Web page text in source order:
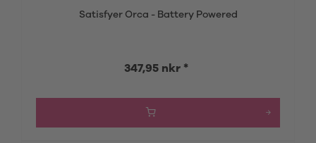
Satisfyer Orca - Battery Powered
347,95 nkr *